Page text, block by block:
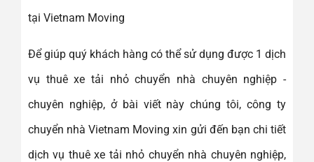
tại Vietnam Moving
Để giúp quý khách hàng có thể sử dụng được 1 dịch
vụ thuê xe tải nhỏ chuyển nhà chuyên nghiệp -
chuyên nghiệp, ở bài viết này chúng tôi, công ty
chuyển nhà Vietnam Moving xin gửi đến bạn chi tiết
dịch vụ thuê xe tải nhỏ chuyển nhà chuyên nghiệp,